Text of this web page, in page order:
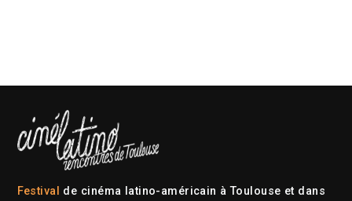
Festival de cinéma latino-américain à Toulouse et dans